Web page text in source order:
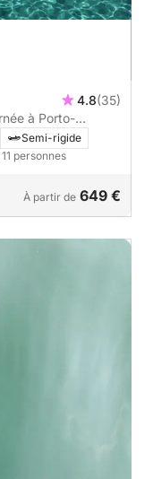
4.8(35)
à Porto-
Semi-rigide
personnes
À partir de 649 €